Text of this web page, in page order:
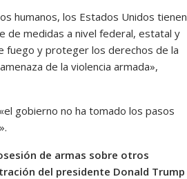
humanos, los Estados Unidos tienen
de medidas a nivel federal, estatal y
fuego y proteger los derechos de la
de la violencia armada»,
gobierno no ha tomado los pasos
de armas sobre otros
del presidente Donald Trump